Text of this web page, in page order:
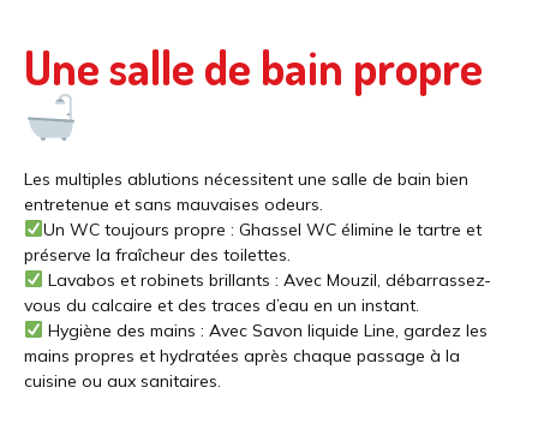
Une salle de bain propre
Les multiples ablutions nécessitent une salle de bain bien
entretenue et sans mauvaises odeurs.
Un WC toujours propre : Ghassel WC élimine le tartre et
préserve la fraîcheur des toilettes.
Lavabos et robinets brillants : Avec Mouzil, débarrassez-
vous du calcaire et des traces d’eau en un instant.
Hygiène des mains : Avec Savon liquide Line, gardez les
mains propres et hydratées après chaque passage à la
cuisine ou aux sanitaires.